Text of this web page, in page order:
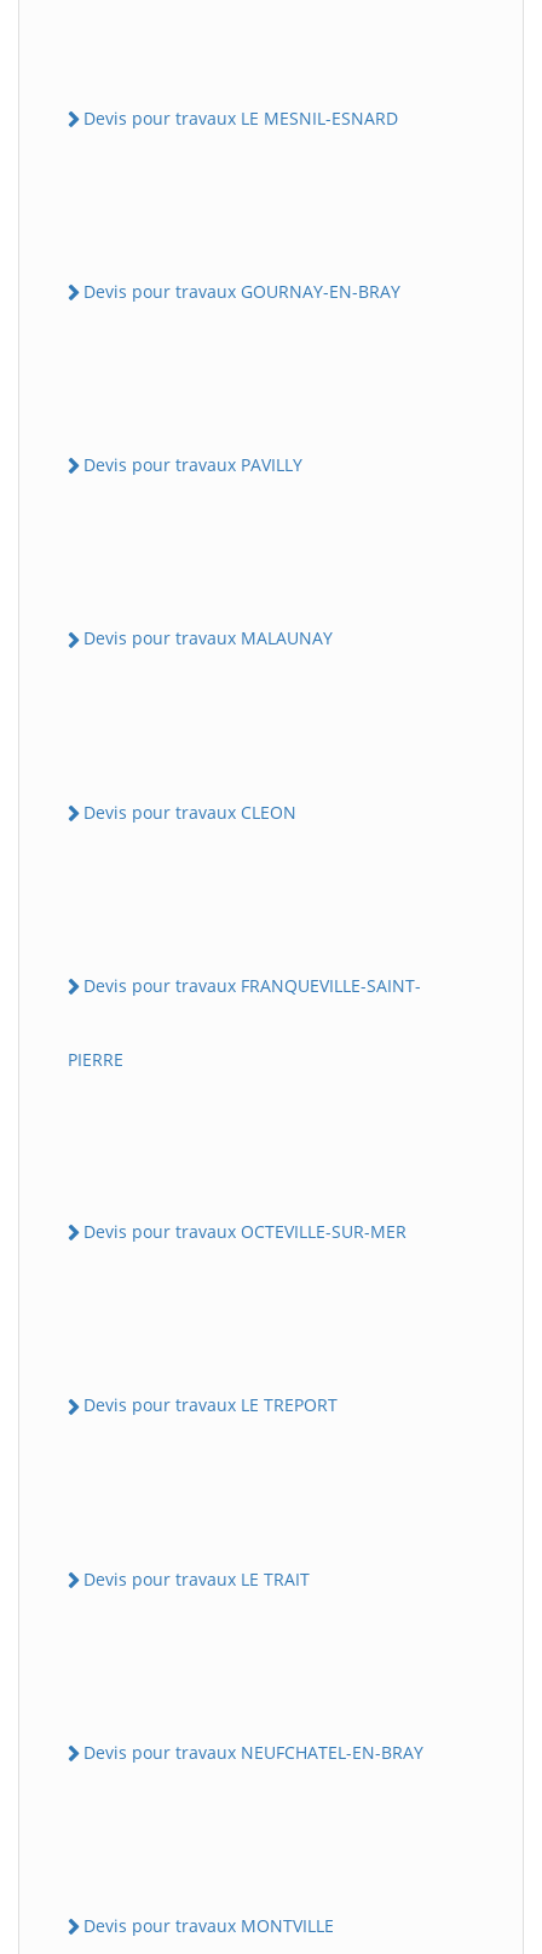
Devis pour travaux LE MESNIL-ESNARD
Devis pour travaux GOURNAY-EN-BRAY
Devis pour travaux PAVILLY
Devis pour travaux MALAUNAY
Devis pour travaux CLEON
Devis pour travaux FRANQUEVILLE-SAINT-
PIERRE
Devis pour travaux OCTEVILLE-SUR-MER
Devis pour travaux LE TREPORT
Devis pour travaux LE TRAIT
Devis pour travaux NEUFCHATEL-EN-BRAY
Devis pour travaux MONTVILLE